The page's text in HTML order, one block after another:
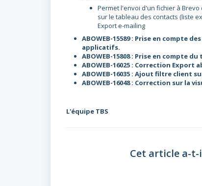
Permet l'envoi d'un fichier à
sur le tableau des contacts (liste
Export e-mailing
ABOWEB-15589 : Prise en compte
applicatifs.
ABOWEB-15808 : Prise en compte
ABOWEB-16025 : Correction Export
ABOWEB-16035 : Ajout filtre client
ABOWEB-16048 : Correction sur la
L'équipe TBS
Cet article a-